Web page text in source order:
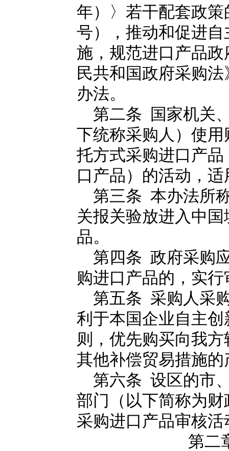
年）〉若干配套政
号），推动和促进
施，规范进口产品
民共和国政府采购
办法。
第二条 国家机关
下统称采购人）使
托方式采购进口产
口产品）的活动，
第三条 本办法所
关报关验放进入中
品。
第四条 政府采购
购进口产品的，实
第五条 采购人采
利于本国企业自主
则，优先购买向我
其他补偿贸易措施的
第六条 设区的市
部门（以下简称为
采购进口产品审核
第二